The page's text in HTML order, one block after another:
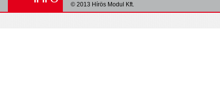
© 2013 Hírös Modul Kft.